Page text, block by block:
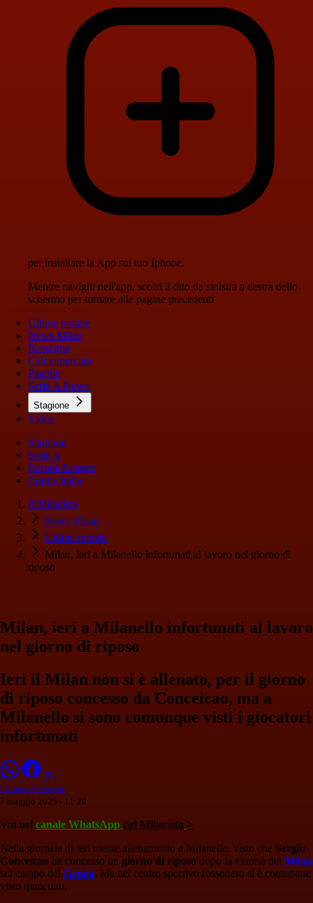
per installare la App sul tuo Iphone.
Mentre navighi nell'app, scorri il dito da sinistra a destra dello
schermo per tornare alle pagine precedenti
Ultime notizie
News Milan
Rassegna
Calciomercato
Pagelle
Serie A News
Stagione
Video
Stagione
Serie A
Europa League
Coppa Italia
Il Milanista
News Milan
Ultime notizie
Milan, ieri a Milanello infortunati al lavoro nel giorno di
riposo
Milan, ieri a Milanello infortunati al lavoro
nel giorno di riposo
Ieri il Milan non si è allenato, per il giorno
di riposo concesso da Conceicao, ma a
Milanello si sono comunque visti i giocatori
infortunati
Lorenzo Focolari
7 maggio 2025 - 11:20
Vai nel canale WhatsApp del Milanista >
Nella giornata di ieri niente allenamento a Milanello, visto che Sergio
Conceicao ha concesso un giorno di riposo dopo la vittoria del Milan
sul campo del Genoa. Ma nel centro sportivo rossonero si è comunque
visto qualcuno.